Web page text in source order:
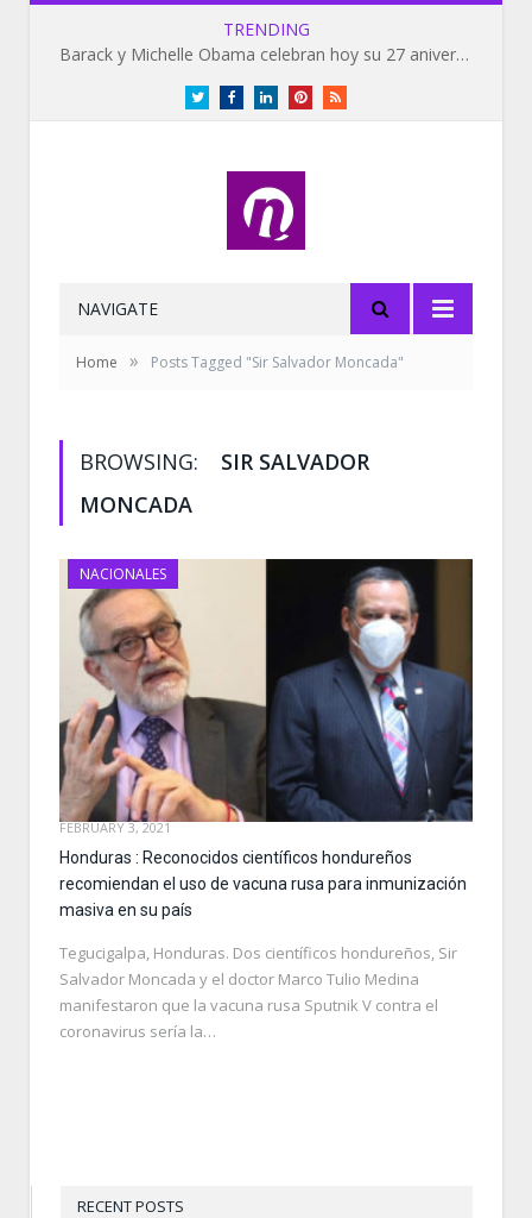
TRENDING
Barack y Michelle Obama celebran hoy su 27 aniversario de bodas
TwitterFacebookLinkedInPinterestRSS
NAVIGATE
Home » Posts Tagged "Sir Salvador Moncada"
BROWSING:
SIR SALVADOR
MONCADA
NACIONALES
FEBRUARY 3, 2021
Honduras : Reconocidos científicos hondureños
recomiendan el uso de vacuna rusa para inmunización
masiva en su país
Tegucigalpa, Honduras. Dos científicos hondureños, Sir
Salvador Moncada y el doctor Marco Tulio Medina
manifestaron que la vacuna rusa Sputnik V contra el
coronavirus sería la…
RECENT POSTS